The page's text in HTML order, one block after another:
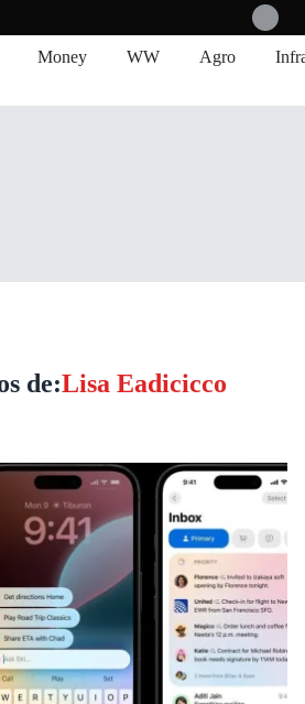
Money WW Agro
de:Lisa Eadicicco